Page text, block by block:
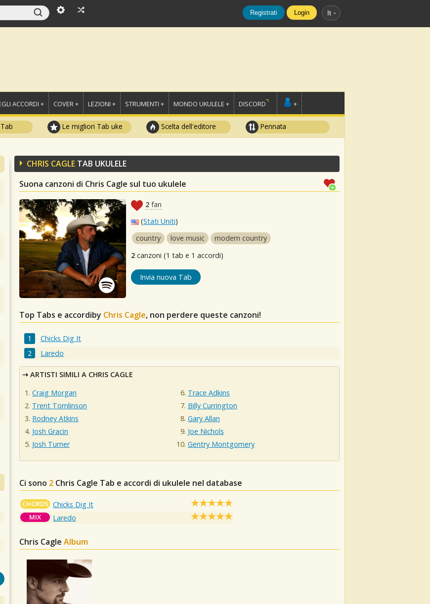
Registrati Login It
ACCORDI + COVER + LEZIONI + STRUMENTI + MONDO UKULELE + DISCORD +
Le migliori Tab uke Scelta dell'editore Pennata
CHRIS CAGLE TAB UKULELE
Suona canzoni di Chris Cagle sul tuo ukulele
2 fan
(Stati Uniti)
country
love music
modern country
2 canzoni (1 tab e 1 accordi)
Invia nuova Tab
Top Tabs e accordiby Chris Cagle, non perdere queste canzoni!
Chicks Dig It
Laredo
ARTISTI SIMILI A CHRIS CAGLE
Craig Morgan
Trent Tomlinson
Rodney Atkins
Josh Gracin
Josh Turner
Trace Adkins
Billy Currington
Gary Allan
Joe Nichols
Gentry Montgomery
Ci sono 2 Chris Cagle Tab e accordi di ukulele nel database
CHORDS Chicks Dig It
MIX Laredo
Chris Cagle Album